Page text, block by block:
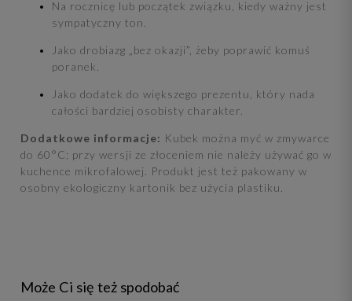
Na rocznicę lub początek związku, kiedy ważny jest
sympatyczny ton.
Jako drobiazg „bez okazji”, żeby poprawić komuś
poranek.
Jako dodatek do większego prezentu, który nada
całości bardziej osobisty charakter.
Dodatkowe informacje: Kubek można myć w zmywarce
do 60°C; przy wersji ze złoceniem nie należy używać go w
kuchence mikrofalowej. Produkt jest też pakowany w
osobny ekologiczny kartonik bez użycia plastiku.
Może Ci się też spodobać